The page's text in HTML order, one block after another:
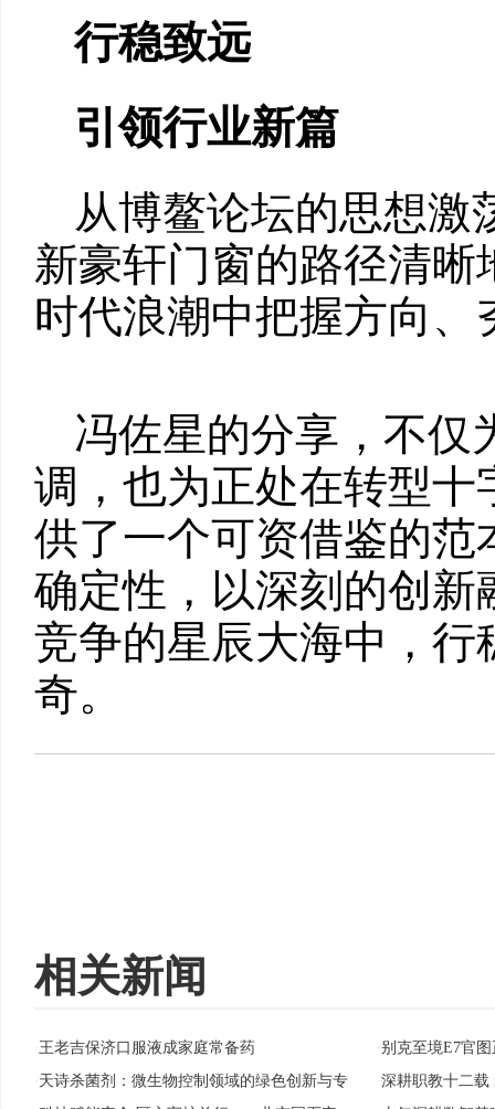
行稳致远
引领行业新篇
从博鳌论坛的思想激
新豪轩门窗的路径清
时代浪潮中把握方向
冯佐星的分享，不仅
调，也为正处在转型
供了一个可资借鉴的
确定性，以深刻的创
竞争的星辰大海中，
奇。
相关新闻
·王老吉保济口服液成家庭常备药 ·别克至境E7官
·天诗杀菌剂：微生物控制领域的绿色创新与专 ·深耕职教十二载